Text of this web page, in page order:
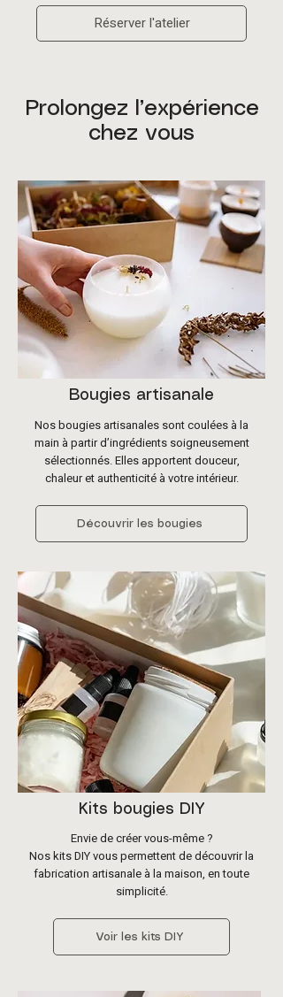
Réserver l'atelier
Prolongez l’expérience
chez vous
Bougies artisanale
Nos bougies artisanales sont coulées à la
main à partir d’ingrédients soigneusement
sélectionnés. Elles apportent douceur,
chaleur et authenticité à votre intérieur.
Découvrir les bougies
Kits bougies DIY
Envie de créer vous-même ?
Nos kits DIY vous permettent de découvrir la
fabrication artisanale à la maison, en toute
simplicité.
Voir les kits DIY